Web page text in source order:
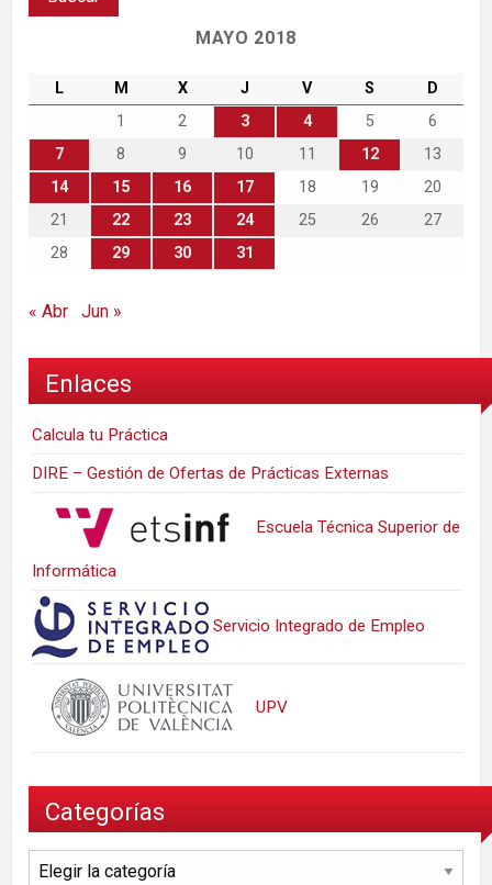
MAYO 2018
L M X J V S
D
1
2 3 4 5
6
7
8 9 10 11 12
13
14
15 16 17 18 19
20
21
22 23 24 25 26
27
28
29 30 31
« Abr Jun »
Enlaces
Calcula tu Práctica
DIRE – Gestión de Ofertas de Prácticas Externas
Escuela Técnica Superior de
Informática
Servicio Integrado de Empleo
UPV
Categorías
Categorías